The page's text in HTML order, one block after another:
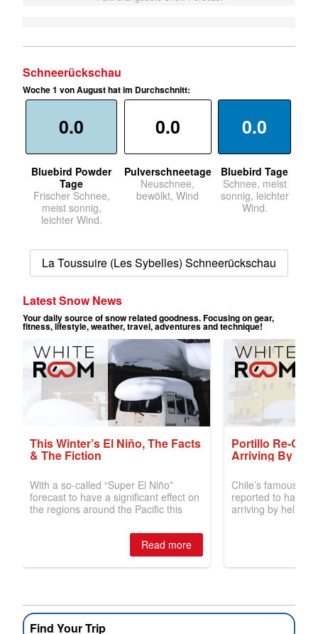
Schneerückschau
Woche 1 von August hat im Durchschnitt:
0.0
Bluebird Powder
Tage
Frischer Schnee,
meist sonnig,
leichter Wind.
0.0
Pulverschneetage
Neuschnee,
bewölkt, Wind
0.0
Bluebird Tage
Schnee, meist
sonnig, leichter
Wind.
La Toussuire (Les Sybelles) Schneerückschau
Find Your Trip